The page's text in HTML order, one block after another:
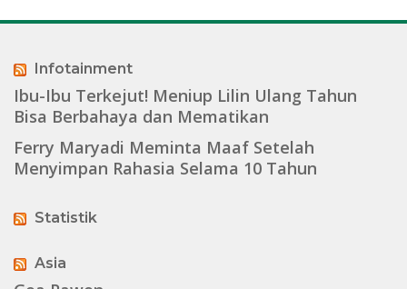
Infotainment
Ibu-Ibu Terkejut! Meniup Lilin Ulang Tahun
Bisa Berbahaya dan Mematikan
Ferry Maryadi Meminta Maaf Setelah
Menyimpan Rahasia Selama 10 Tahun
Statistik
Asia